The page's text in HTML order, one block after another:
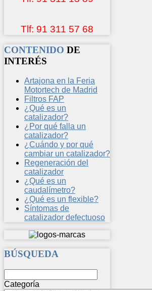
Tlf: 91 311 57 68
CONTENIDO DE
INTERÉS
Artajona en la Feria
Motortech de Madrid
Filtros FAP
¿Qué es un
catalizador?
¿Por qué falla un
catalizador?
¿Cuándo y por qué
cambiar un catalizador?
Regeneración del
catalizador
¿Qué es un
caudalímetro?
¿Qué es un flexible?
Síntomas de
catalizador defectuoso
BÚSQUEDA
Categoría